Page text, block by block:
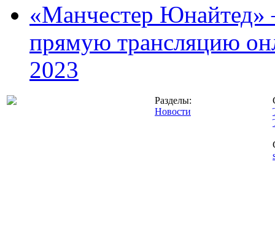
«Манчестер Юнайтед»
прямую трансляцию
2023
Разделы:
Новости